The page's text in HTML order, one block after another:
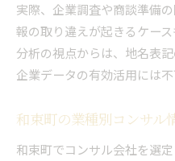
実際、企業調査や商談準備
報の取り違えが起きるケー
分析の視点からは、地名表
企業データの有効活用には不
和束町の業種別コンサル
和束町でコンサル会社を選